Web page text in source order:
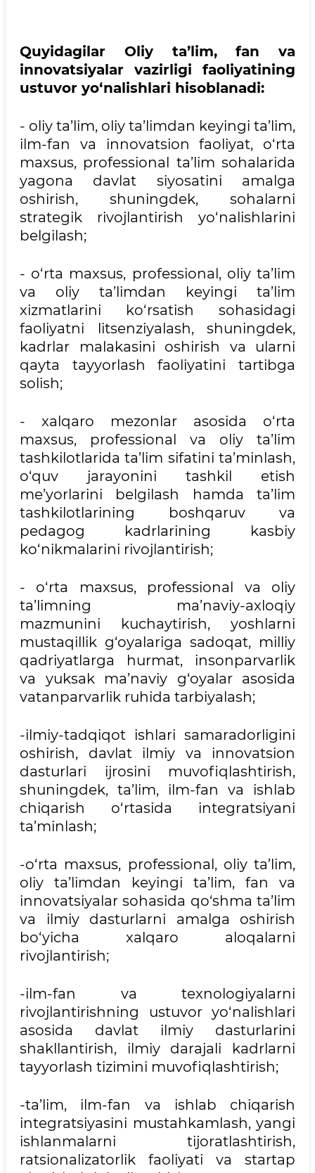
Quyidagilar Oliy ta’lim, fan va
innovatsiyalar vazirligi faoliyatining
ustuvor yo‘nalishlari hisoblanadi:
- oliy ta’lim, oliy ta’limdan keyingi ta’lim,
ilm-fan va innovatsion faoliyat, o‘rta
maxsus, professional ta’lim sohalarida
yagona davlat siyosatini amalga
oshirish, shuningdek, sohalarni
strategik rivojlantirish yo‘nalishlarini
belgilash;
- o‘rta maxsus, professional, oliy ta’lim
va oliy ta’limdan keyingi ta’lim
xizmatlarini ko‘rsatish sohasidagi
faoliyatni litsenziyalash, shuningdek,
kadrlar malakasini oshirish va ularni
qayta tayyorlash faoliyatini tartibga
solish;
- xalqaro mezonlar asosida o‘rta
maxsus, professional va oliy ta’lim
tashkilotlarida ta’lim sifatini ta’minlash,
o‘quv jarayonini tashkil etish
me’yorlarini belgilash hamda ta’lim
tashkilotlarining boshqaruv va
pedagog kadrlarining kasbiy
ko‘nikmalarini rivojlantirish;
- o‘rta maxsus, professional va oliy
ta’limning ma’naviy-axloqiy
mazmunini kuchaytirish, yoshlarni
mustaqillik g‘oyalariga sadoqat, milliy
qadriyatlarga hurmat, insonparvarlik
va yuksak ma’naviy g‘oyalar asosida
vatanparvarlik ruhida tarbiyalash;
-ilmiy-tadqiqot ishlari samaradorligini
oshirish, davlat ilmiy va innovatsion
dasturlari ijrosini muvofiqlashtirish,
shuningdek, ta’lim, ilm-fan va ishlab
chiqarish o‘rtasida integratsiyani
ta’minlash;
-o‘rta maxsus, professional, oliy ta’lim,
oliy ta’limdan keyingi ta’lim, fan va
innovatsiyalar sohasida qo‘shma ta’lim
va ilmiy dasturlarni amalga oshirish
bo‘yicha xalqaro aloqalarni
rivojlantirish;
-ilm-fan va texnologiyalarni
rivojlantirishning ustuvor yo‘nalishlari
asosida davlat ilmiy dasturlarini
shakllantirish, ilmiy darajali kadrlarni
tayyorlash tizimini muvofiqlashtirish;
-ta’lim, ilm-fan va ishlab chiqarish
integratsiyasini mustahkamlash, yangi
ishlanmalarni tijoratlashtirish,
ratsionalizatorlik faoliyati va startap